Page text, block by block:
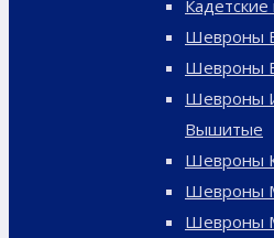
Шевроны
Шевроны
Шевроны
Вышитые
Шевроны
Шевроны
Шевроны